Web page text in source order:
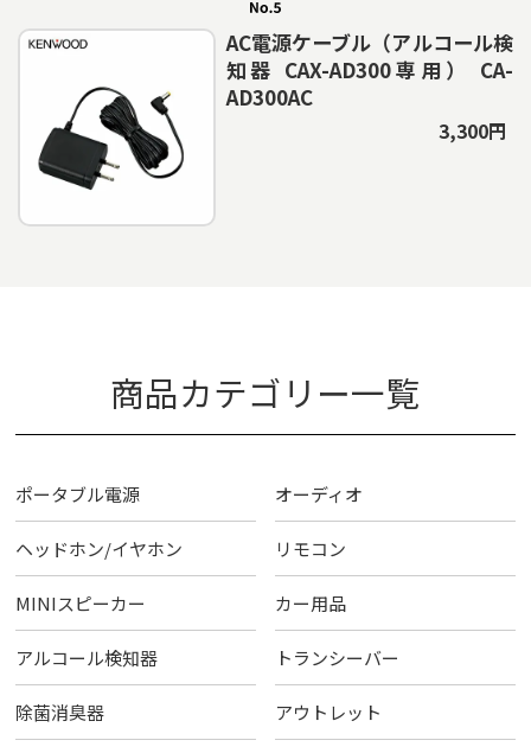
AC電源ケーブル（アルコール検
知器 CAX-AD300専用） CA-
AD300AC
3,300円
商品カテゴリー一覧
ポータブル電源 オーディオ
ヘッドホン/イヤホン リモコン
MINIスピーカー カー用品
アルコール検知器 トランシーバー
除菌消臭器 アウトレット